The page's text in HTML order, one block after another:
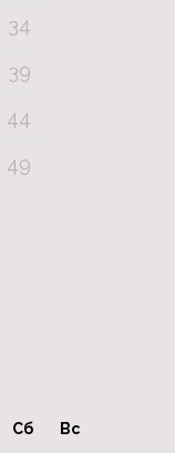
34
39
44
49
Сб Вс